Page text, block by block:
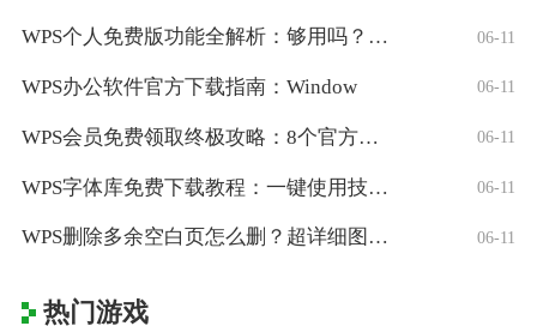
WPS个人免费版功能全解析：够用吗？适合 06-11
WPS办公软件官方下载指南：Window 06-11
WPS会员免费领取终极攻略：8个官方认证 06-11
WPS字体库免费下载教程：一键使用技巧与 06-11
WPS删除多余空白页怎么删？超详细图文教 06-11
热门游戏